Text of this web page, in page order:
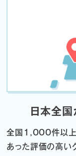
日本全国
全国1,000件以上
あった評価の高い